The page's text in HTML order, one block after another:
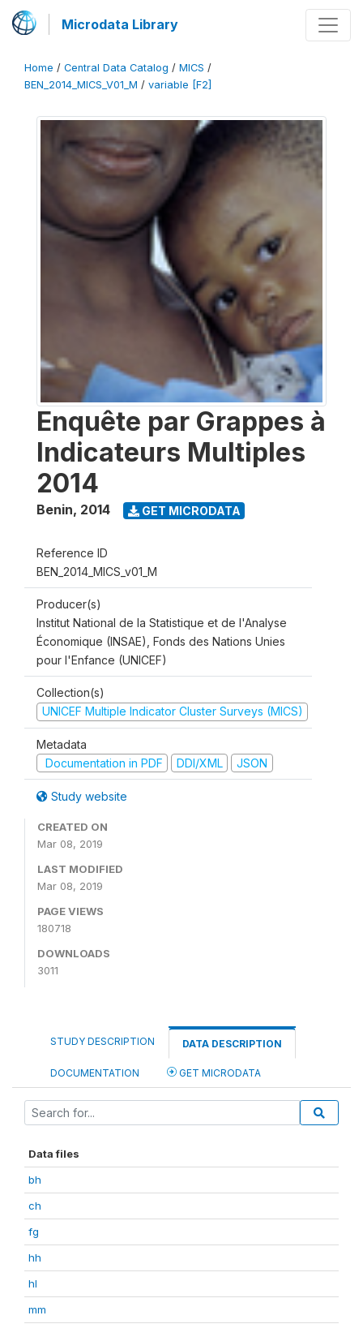
Microdata Library
Home / Central Data Catalog / MICS /
BEN_2014_MICS_V01_M / variable [F2]
Enquête par Grappes à
Indicateurs Multiples
2014
Benin, 2014 GET MICRODATA
Reference ID
BEN_2014_MICS_v01_M
Producer(s)
Institut National de la Statistique et de l'Analyse
Économique (INSAE), Fonds des Nations Unies
pour l'Enfance (UNICEF)
Collection(s)
UNICEF Multiple Indicator Cluster Surveys (MICS)
Metadata
Documentation in PDF
DDI/XML JSON
Study website
CREATED ON
Mar 08, 2019
LAST MODIFIED
Mar 08, 2019
PAGE VIEWS
180718
DOWNLOADS
3011
STUDY DESCRIPTION DATA DESCRIPTION
DOCUMENTATION GET MICRODATA
Data files
bh
ch
fg
hh
hl
mm